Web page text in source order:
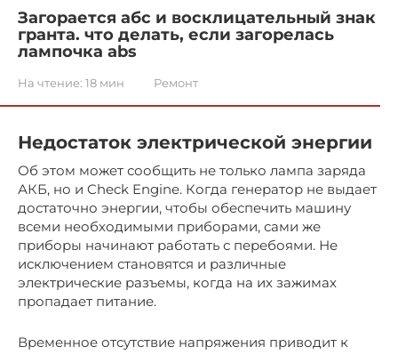
Загорается абс и восклицательный знак
гранта. что делать, если загорелась
лампочка abs
На чтение: 18 мин Ремонт
Недостаток электрической энергии
Об этом может сообщить не только лампа заряда
АКБ, но и Check Engine. Когда генератор не выдает
достаточно энергии, чтобы обеспечить машину
всеми необходимыми приборами, сами же
приборы начинают работать с перебоями. Не
исключением становятся и различные
электрические разъемы, когда на их зажимах
пропадает питание.
Временное отсутствие напряжения приводит к